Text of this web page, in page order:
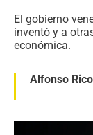
El gobierno
inventó y a
económica.
Alfonso